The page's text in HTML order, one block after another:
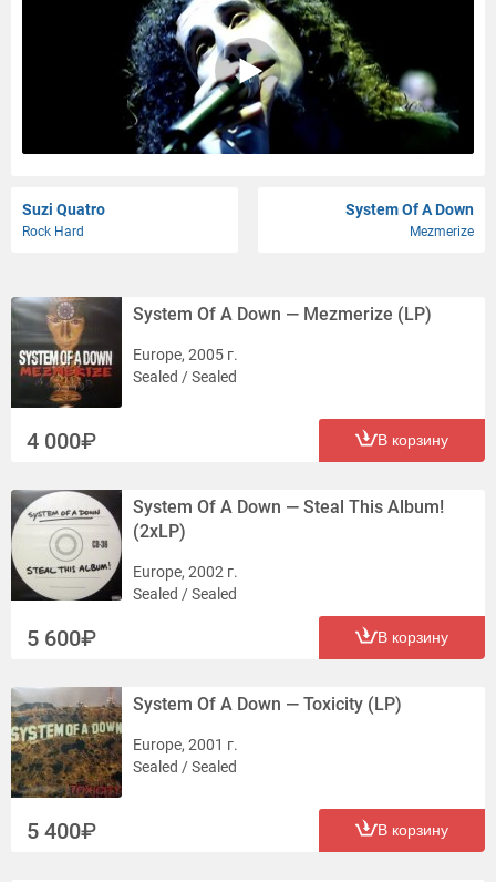
B4 - She's Like Heroin
B6 - Soldier Side
Suzi Quatro
Rock Hard
System Of A Down
Mezmerize
System Of A Down — Mezmerize (LP)
Europe, 2005 г.
Sealed / Sealed
4 000 В корзину
System Of A Down — Steal This Album!
(2xLP)
Europe, 2002 г.
Sealed / Sealed
5 600 В корзину
System Of A Down — Toxicity (LP)
Europe, 2001 г.
Sealed / Sealed
5 400 В корзину